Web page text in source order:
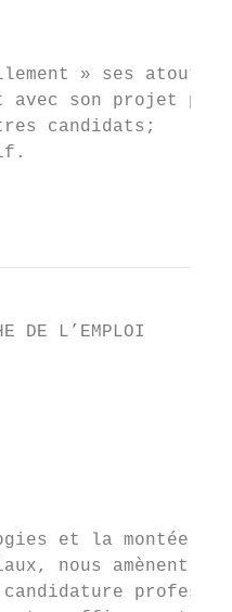
» ses atouts;
avec son projet
candidats;
DE L’EMPLOI
et la montée
nous amènent à